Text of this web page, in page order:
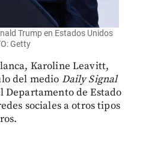
Trump en Estados Unidos
Getty
Karoline Leavitt,
del medio Daily Signal
Departamento de Estado
sociales a otros tipos